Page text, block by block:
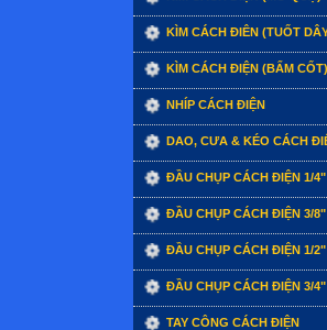
KÌM CÁCH ĐIÊN (TUỐT
KÌM CÁCH ĐIỆN (BẤM CỐT)
NHÍP CÁCH ĐIỆN
DAO, CƯA & KÉO CÁCH
ĐẦU CHỤP CÁCH ĐIỆN 1/4"
ĐẦU CHỤP CÁCH ĐIỆN 3/8"
ĐẦU CHỤP CÁCH ĐIỆN 1/2"
ĐẦU CHỤP CÁCH ĐIỆN 3/4"
TAY CÔNG CÁCH ĐIỆN